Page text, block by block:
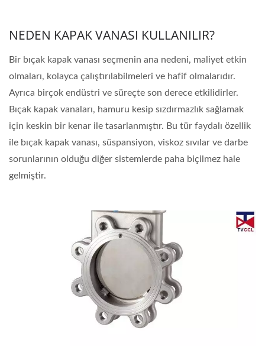
NEDEN KAPAK VANASI KULLANILIR?
Bir bıçak kapak vanası seçmenin ana nedeni, maliyet etkin
olmaları, kolayca çalıştırılabilmeleri ve hafif olmalarıdır.
Ayrıca birçok endüstri ve süreçte son derece etkilidirler.
Bıçak kapak vanaları, hamuru kesip sızdırmazlık sağlamak
için keskin bir kenar ile tasarlanmıştır. Bu tür faydalı özellik
ile bıçak kapak vanası, süspansiyon, viskoz sıvılar ve darbe
sorunlarının olduğu diğer sistemlerde paha biçilmez hale
gelmiştir.